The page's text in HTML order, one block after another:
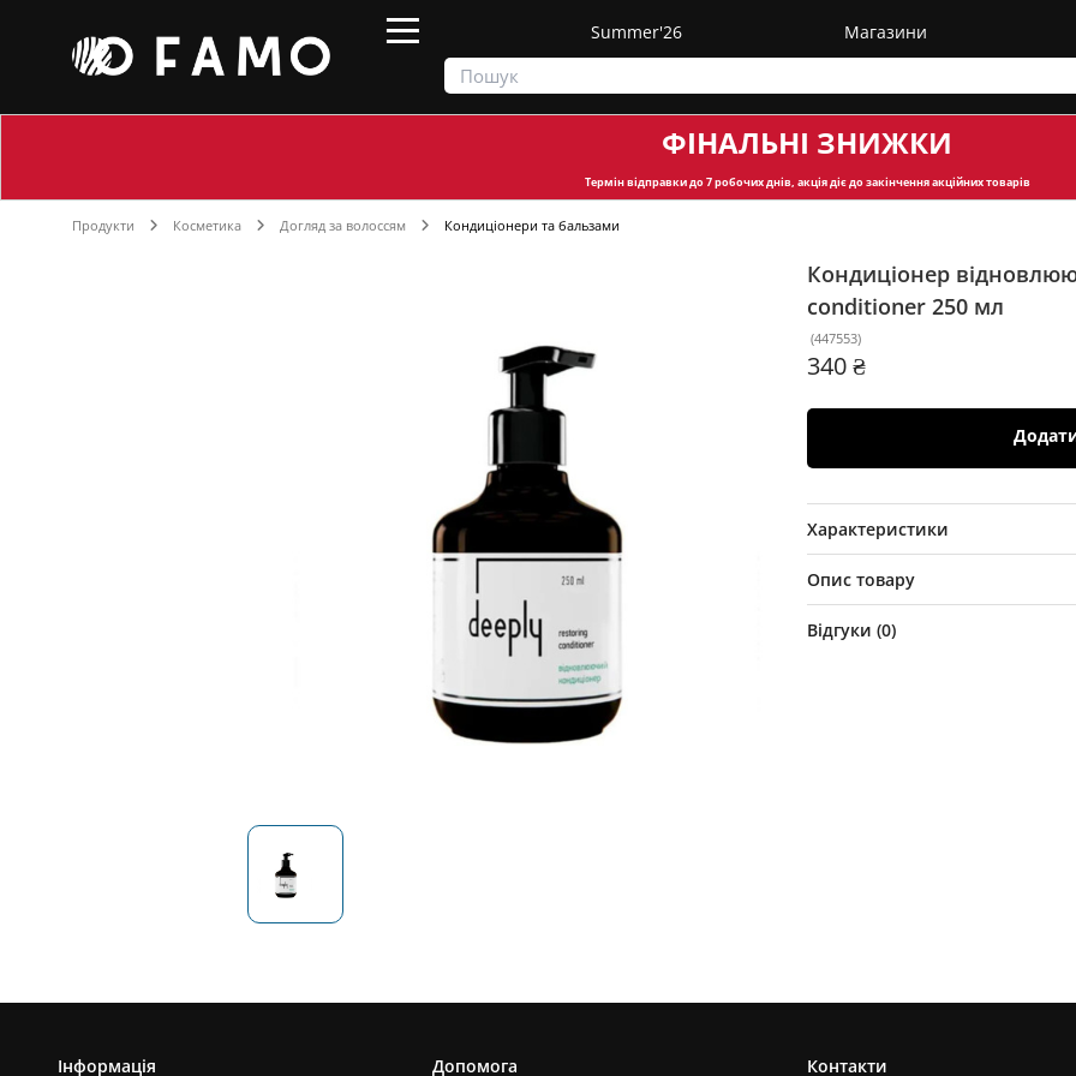
Summer'26 Магазини
ФІНАЛЬНІ ЗНИЖКИ
Термін відправкидо 7 робочих днів, акція діє до закінчення акційних товарів
Продукти Косметика Догляд за волоссям Кондиціонери та бальзами
Кондиціонер
conditioner 250 мл
(447553)
340 ₴
Характеристики
Опис товару
Відгуки (0)
Інформація Допомога Контакти